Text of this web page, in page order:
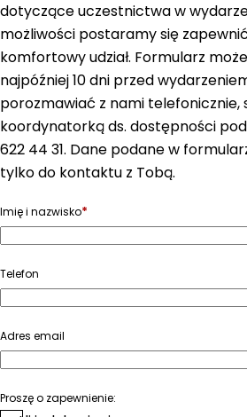
dotyczące uczestnictwa w
możliwości postaramy się
komfortowy udział. Formularz
najpóźniej 10 dni przed
porozmawiać z nami telefonicznie,
koordynatorką ds. dostępności
622 44 31. Dane podane w
tylko do kontaktu z Tobą.
Imię i nazwisko*
Telefon
Adres email
Proszę o zapewnienie: